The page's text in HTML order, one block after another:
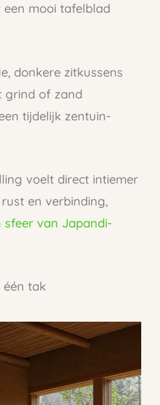
mooi tafelblad
donkere zitkussens
grind of zand
tijdelijk zentuin-
voelt direct intiemer
en verbinding,
sfeer van Japandi-
één tak